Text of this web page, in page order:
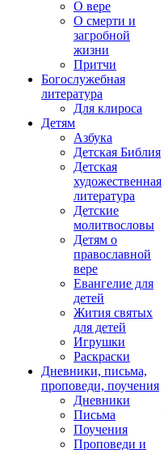
О вере
О смерти и
загробной
жизни
Притчи
Богослужебная
литература
Для клироса
Детям
Азбука
Детская Библия
Детская
художественная
литература
Детские
молитвословы
Детям о
православной
вере
Евангелие для
детей
Жития святых
для детей
Игрушки
Раскраски
Дневники, письма,
проповеди, поучения
Дневники
Письма
Поучения
Проповеди и